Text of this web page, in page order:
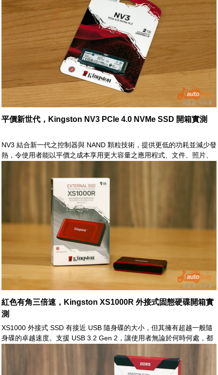
電競場合，皆得以維持穩定、高效之運作能力，而能讓使用者或玩家自
在操作，輕鬆駕馭
平價新世代，Kingston NV3 PCIe 4.0 NVMe SSD 開箱實測
NV3 結合新一代之控制器與 NAND 顆粒技術，提供更低的功耗並減少發
熱，令使用者能以平價之成本享用更大容量之應用程式、文件、照片、
紅色有角三倍速，Kingston XS1000R 外接式固態硬碟開箱實
測
XS1000 外接式 SSD 有接近 USB 隨身碟的大小，但其擁有超越一般隨
身碟的卓越速度。支援 USB 3.2 Gen 2，讓使用者無論於何時何處，都